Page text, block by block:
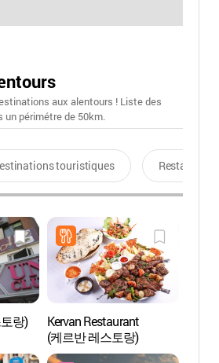
aux alentours ! Liste des
périmétre de 50km.
touristiques Restaurants
랑)
Kervan Restaurant
(케르반 레스토랑)